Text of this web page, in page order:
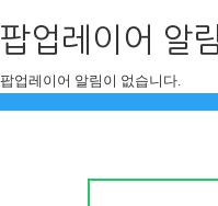
팝업레이어 알림
팝업레이어 알림이 없습니다.